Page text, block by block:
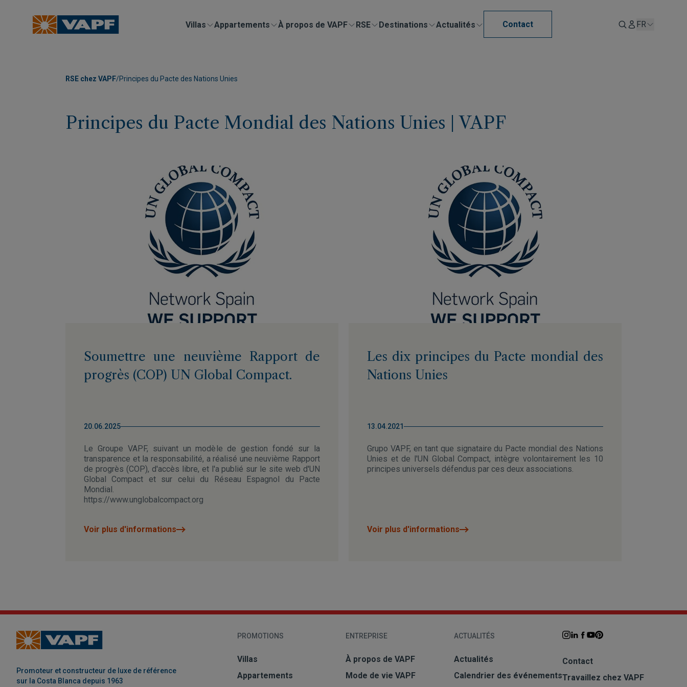
Villas Appartements À propos de VAPF RSE Destinations Actualités Contact FR
RSE chez VAPF/Principes du Pacte des Nations Unies
Principes du Pacte Mondial des Nations Unies | VAPF
Soumettre une neuvième Rapport de
progrès (COP) UN Global Compact.
20.06.2025
Le Groupe VAPF, suivant un modèle de gestion fondé sur la
transparence et la responsabilité, a réalisé uneneuvième Rapport
de progrès (COP), d'accès libre, et l'a publié sur le site web d'UN
Global Compact et sur celui du Réseau Espagnol du Pacte
Mondial.
https://www.unglobalcompact.org
Voir plus d'informations
Les dix principes du Pacte mondial des
Nations Unies
13.04.2021
Grupo VAPF, en tant que signataire du Pacte mondial des Nations
Unies et de l'UN Global Compact, intègre volontairement les 10
principes universels défendus par ces deux associations.
Voir plus d'informations
Promoteur et constructeur de luxe de référence
sur la Costa Blanca depuis 1963
PROMOTIONS
Villas
Appartements
ENTREPRISE
À propos de VAPF
Mode de vie VAPF
ACTUALITÉS
Actualités
Calendrier des événements
Contact
Travaillez chez VAPF